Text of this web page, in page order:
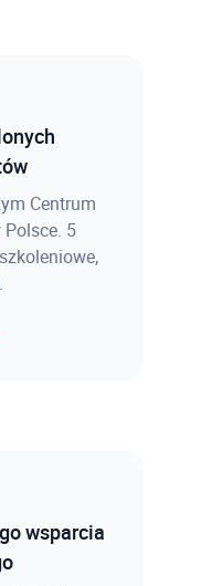
Centrum
5
wsparcia